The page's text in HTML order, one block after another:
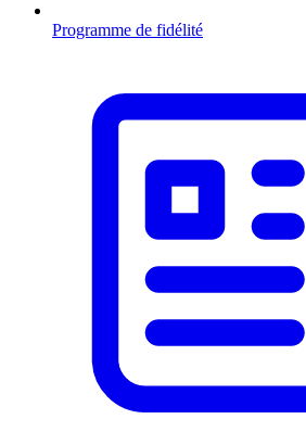
Programme de fidélité